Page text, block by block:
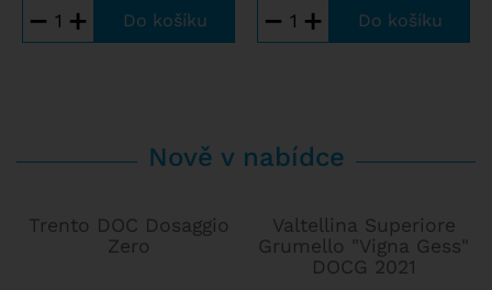
− + − +
Nově v nabídce
Trento DOC Dosaggio
Zero
Valtellina Superiore
Grumello "Vigna Gess"
DOCG 2021